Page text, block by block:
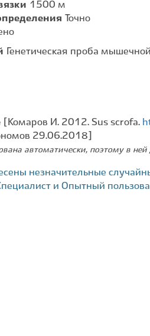
1500 м
Точно
Генетическая проба
[Комаров И. 2012. Sus scrofa.
29.06.2018]
автоматически, поэтому в
незначительные
и Опытный